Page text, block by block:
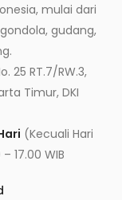
mulai dari
gudang,
25 RT.7/RW.3,
Timur, DKI
(Kecuali Hari
17.00 WIB